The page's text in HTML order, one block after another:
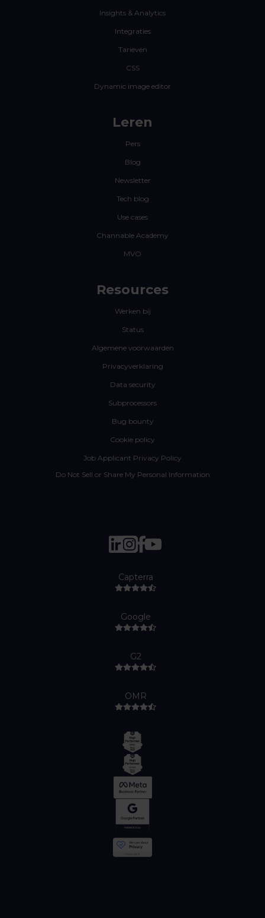
Insights & Analytics
Integraties
Tarieven
CSS
Dynamic image editor
Leren
Pers
Blog
Newsletter
Tech blog
Use cases
Channable Academy
MVO
Resources
Werken bij
Status
Algemene voorwaarden
Privacyverklaring
Data security
Subprocessors
Bug bounty
Cookie policy
Job Applicant Privacy Policy
Do Not Sell or Share My Personal Information
Capterra
Google
G2
OMR